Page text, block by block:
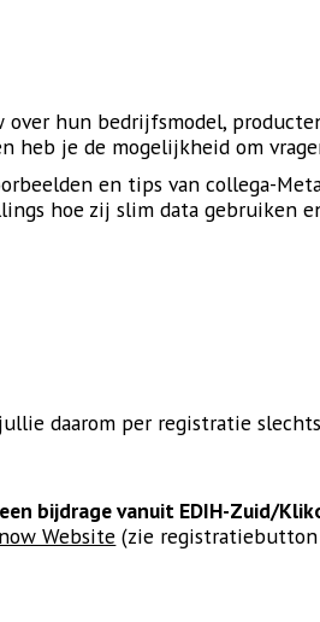
hun bedrijfsmodel,
heb je de mogelijkheid om
en tips van collega-
hoe zij slim data gebruiken
daarom per registratie
bijdrage vanuit EDIH-Zuid/
Website (zie